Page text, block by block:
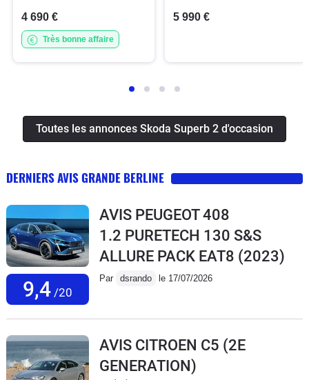
4 690 €
Très bonne affaire
5 990 €
Toutes les annonces Skoda Superb 2 d'occasion
DERNIERS AVIS GRANDE BERLINE
9,4 /20
AVIS PEUGEOT 408
1.2 PURETECH 130 S&S
ALLURE PACK EAT8 (2023)
Par dsrando le 17/07/2026
AVIS CITROEN C5 (2E
GENERATION)